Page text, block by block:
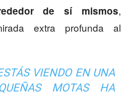
de sí mismos,
extra profunda al
VIENDO EN UNA
MOTAS HA